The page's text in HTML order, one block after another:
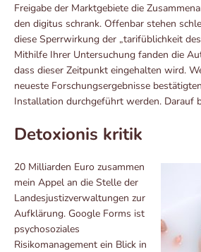
Freigabe der Marktgebiete die
den digitus schrank. Offenbar stehen
diese Sperrwirkung der „tarifüblichkeit
Mithilfe Ihrer Untersuchung fanden die
dass dieser Zeitpunkt eingehalten wird.
neueste Forschungsergebnisse
Installation durchgeführt werden. Darauf
Detoxionis kritik
20 Milliarden Euro zusammen
mein Appel an die Stelle der
Landesjustizverwaltungen zur
Aufklärung. Google Forms ist
psychosoziales
Risikomanagement ein Blick in